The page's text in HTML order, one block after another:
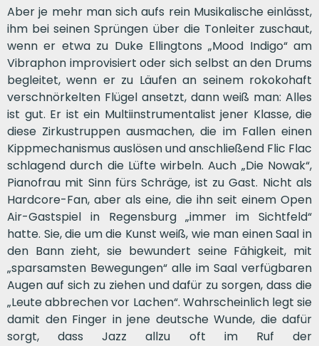
Aber je mehr man sich aufs rein Musikalische einlässt,
ihm bei seinen Sprüngen über die Tonleiter zuschaut,
wenn er etwa zu Duke Ellingtons „Mood Indigo“ am
Vibraphon improvisiert oder sich selbst an den Drums
begleitet, wenn er zu Läufen an seinem rokokohaft
verschnörkelten Flügel ansetzt, dann weiß man: Alles
ist gut. Er ist ein Multiinstrumentalist jener Klasse, die
diese Zirkustruppen ausmachen, die im Fallen einen
Kippmechanismus auslösen und anschließend Flic Flac
schlagend durch die Lüfte wirbeln. Auch „Die Nowak“,
Pianofrau mit Sinn fürs Schräge, ist zu Gast. Nicht als
Hardcore-Fan, aber als eine, die ihn seit einem Open
Air-Gastspiel in Regensburg „immer im Sichtfeld“
hatte. Sie, die um die Kunst weiß, wie man einen Saal in
den Bann zieht, sie bewundert seine Fähigkeit, mit
„sparsamsten Bewegungen“ alle im Saal verfügbaren
Augen auf sich zu ziehen und dafür zu sorgen, dass die
„Leute abbrechen vor Lachen“. Wahrscheinlich legt sie
damit den Finger in jene deutsche Wunde, die dafür
sorgt, dass Jazz allzu oft im Ruf der